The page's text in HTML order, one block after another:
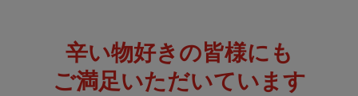
辛い物好きの皆様にも
ご満足いただいています